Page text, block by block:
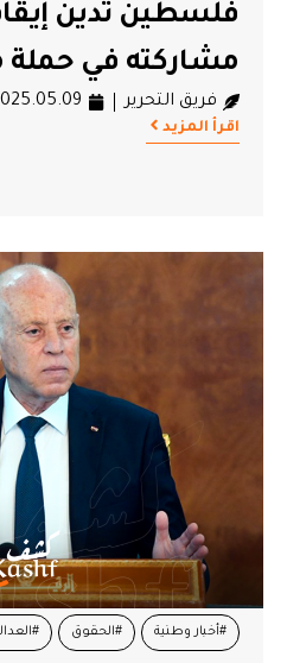
فلسطين تدين
مشاركته في
فريق التحرير
اقرأ المزيد
#أخبار وطنية #الحقوق